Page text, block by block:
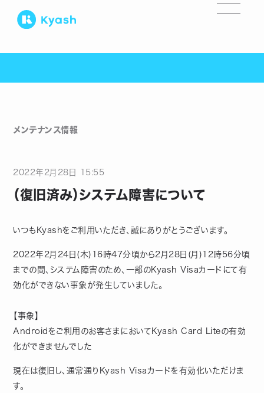
メンテナンス情報
2022年 2月 28 日 15:55
（復旧済み）システム障害について
いつもKyashをご利用いただき、誠にありがとうございます。
2022年2月24日(木)16時47分頃から2月28日(月)12時56分頃
までの間、システム障害のため、一部のKyash Visaカードにて有
効化ができない事象が発生していました。
【事象】
Androidをご利用のお客さまにおいてKyash Card Liteの有効
化ができませんでした
現在は復旧し、通常通りKyash Visaカードを有効化いただけま
す。